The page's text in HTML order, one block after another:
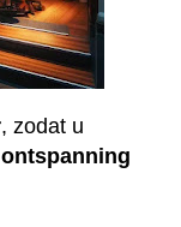
, zodat u
ontspanning